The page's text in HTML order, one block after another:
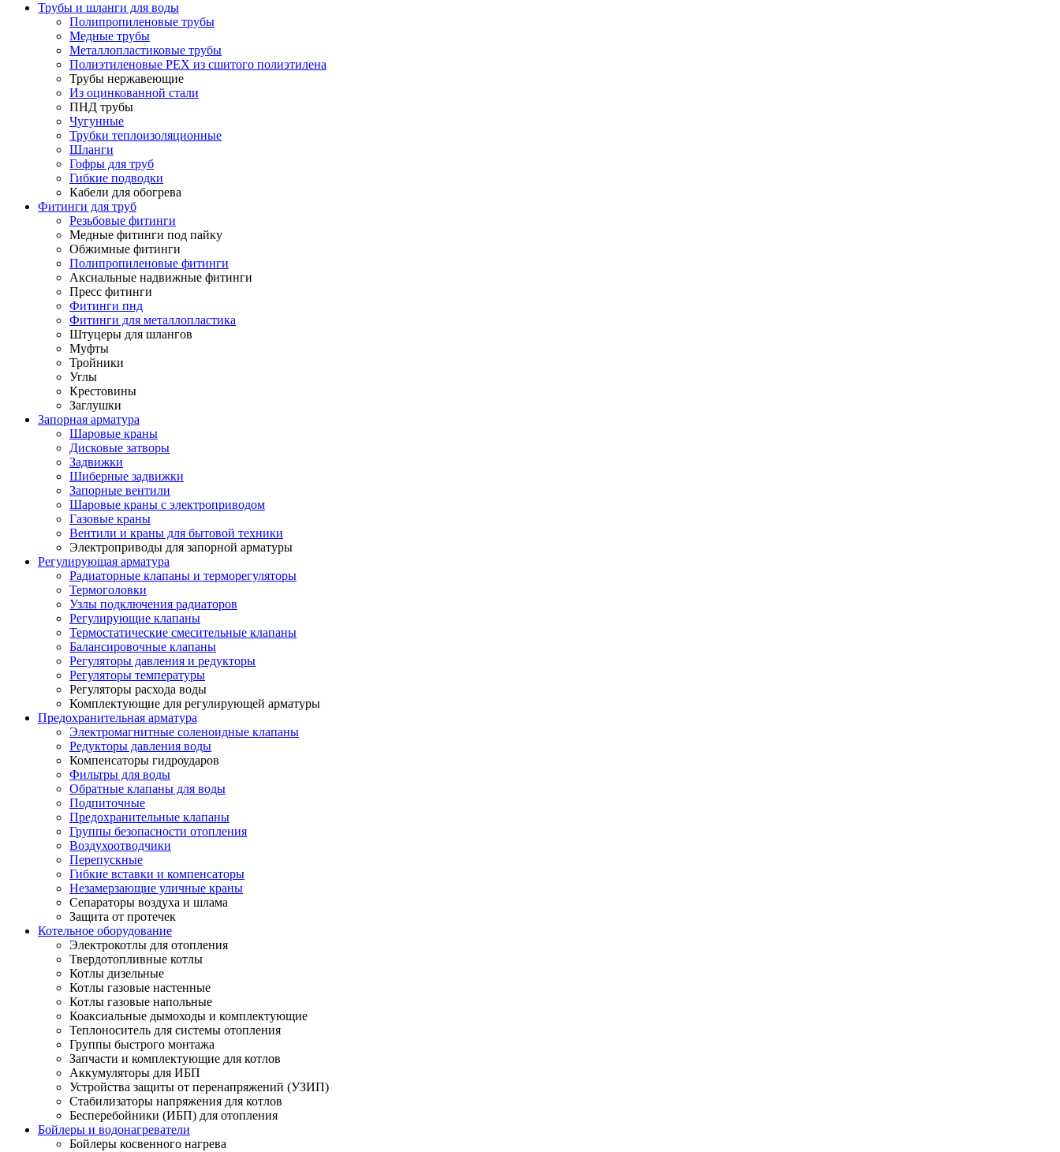
Трубы и шланги для воды
Полипропиленовые трубы
Медные трубы
Металлопластиковые трубы
Полиэтиленовые PEX из сшитого полиэтилена
Трубы нержавеющие
Из оцинкованной стали
ПНД трубы
Чугунные
Трубки теплоизоляционные
Шланги
Гофры для труб
Гибкие подводки
Кабели для обогрева
Фитинги для труб
Резьбовые фитинги
Медные фитинги под пайку
Обжимные фитинги
Полипропиленовые фитинги
Аксиальные надвижные фитинги
Пресс фитинги
Фитинги пнд
Фитинги для металлопластика
Штуцеры для шлангов
Муфты
Тройники
Углы
Крестовины
Заглушки
Запорная арматура
Шаровые краны
Дисковые затворы
Задвижки
Шиберные задвижки
Запорные вентили
Шаровые краны с электроприводом
Газовые краны
Вентили и краны для бытовой техники
Электроприводы для запорной арматуры
Регулирующая арматура
Радиаторные клапаны и терморегуляторы
Термоголовки
Узлы подключения радиаторов
Регулирующие клапаны
Термостатические смесительные клапаны
Балансировочные клапаны
Регуляторы давления и редукторы
Регуляторы температуры
Регуляторы расхода воды
Комплектующие для регулирующей арматуры
Предохранительная арматура
Электромагнитные соленоидные клапаны
Редукторы давления воды
Компенсаторы гидроударов
Фильтры для воды
Обратные клапаны для воды
Подпиточные
Предохранительные клапаны
Группы безопасности отопления
Воздухоотводчики
Перепускные
Гибкие вставки и компенсаторы
Незамерзающие уличные краны
Сепараторы воздуха и шлама
Защита от протечек
Котельное оборудование
Электрокотлы для отопления
Твердотопливные котлы
Котлы дизельные
Котлы газовые настенные
Котлы газовые напольные
Коаксиальные дымоходы и комплектующие
Теплоноситель для системы отопления
Группы быстрого монтажа
Запчасти и комплектующие для котлов
Аккумуляторы для ИБП
Устройства защиты от перенапряжений (УЗИП)
Стабилизаторы напряжения для котлов
Бесперебойники (ИБП) для отопления
Бойлеры и водонагреватели
Бойлеры косвенного нагрева